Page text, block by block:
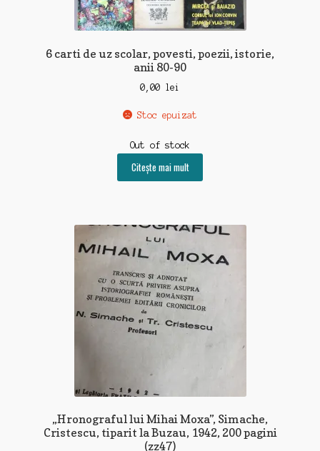
6 carti de uz scolar, povesti, poezii, istorie,
anii 80-90
0,00 lei
Stoc epuizat
Out of stock
Citește mai mult
„Hronograful lui Mihai Moxa”, Simache,
Cristescu, tiparit la Buzau, 1942, 200 pagini
(zz47)